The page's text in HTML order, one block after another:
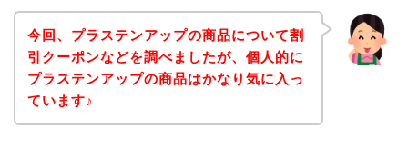
今回、プラステンアップの商品について割
引クーポンなどを調べましたが、個人的に
プラステンアップの商品はかなり気に入っ
ています♪